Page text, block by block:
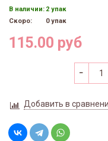
В наличии: 2 упак
Скоро:
0 упак
115.00 руб
Добавить в